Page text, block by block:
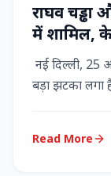
राघव चड्ढा
में शामिल,
राजनीतिक
नई दिल्ली, 25
बड़ा झटका लगा
Read More